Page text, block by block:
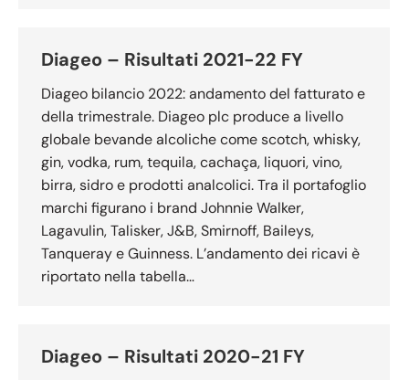
Diageo – Risultati 2021-22 FY
Diageo bilancio 2022: andamento del fatturato e
della trimestrale. Diageo plc produce a livello
globale bevande alcoliche come scotch, whisky,
gin, vodka, rum, tequila, cachaça, liquori, vino,
birra, sidro e prodotti analcolici. Tra il portafoglio
marchi figurano i brand Johnnie Walker,
Lagavulin, Talisker, J&B, Smirnoff, Baileys,
Tanqueray e Guinness. L’andamento dei ricavi è
riportato nella tabella…
Diageo – Risultati 2020-21 FY